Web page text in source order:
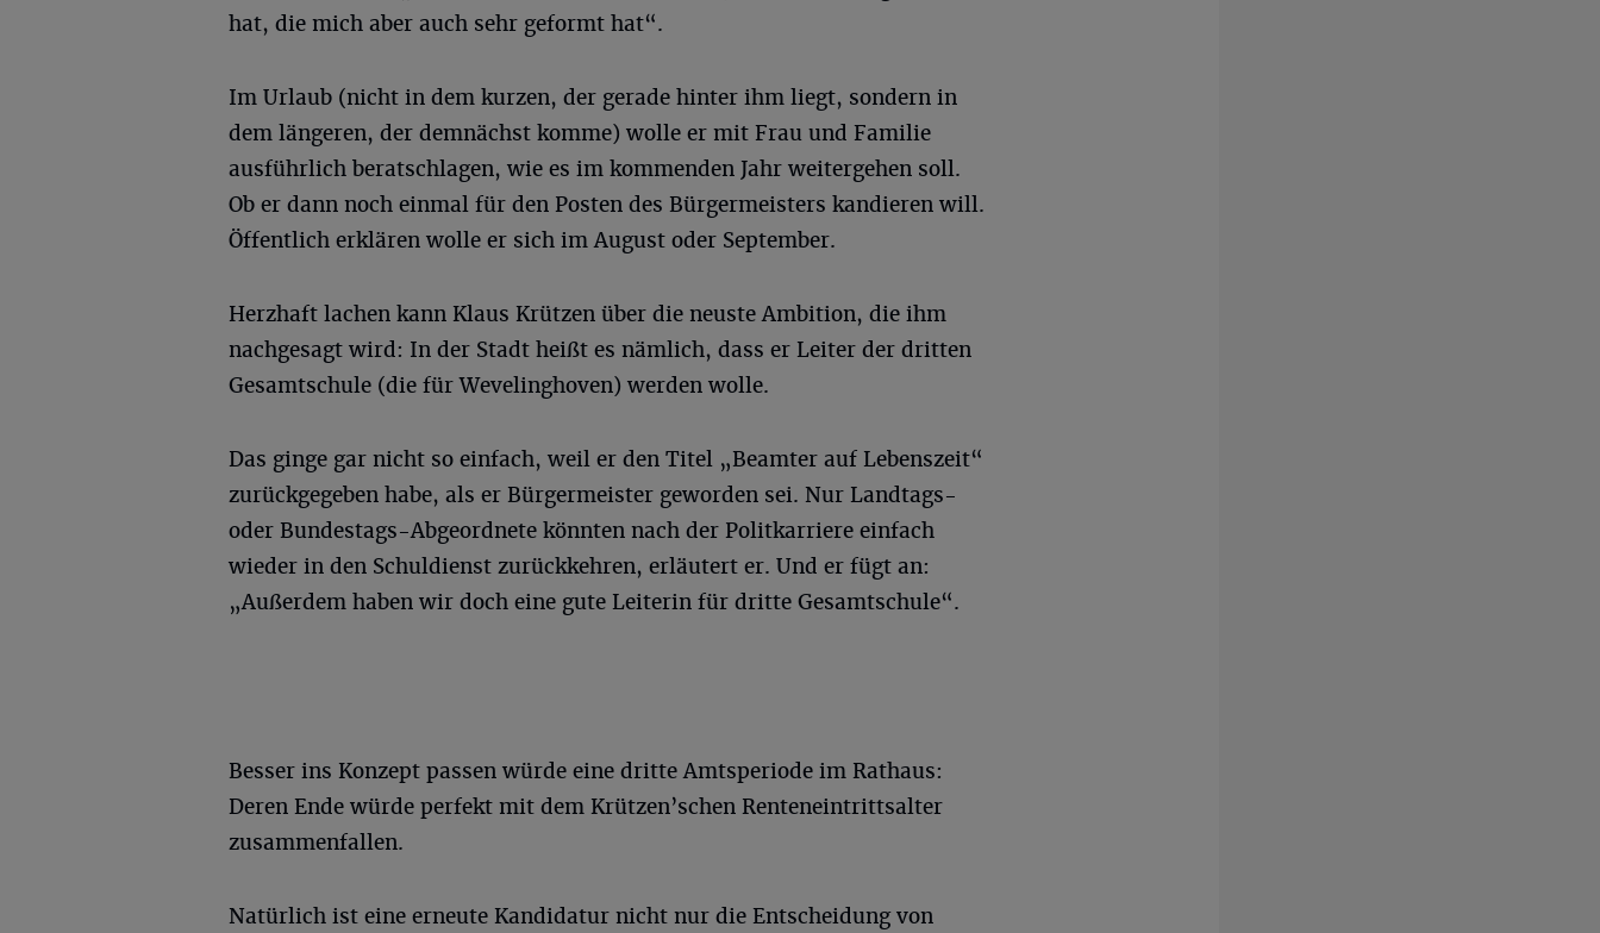
hat, die mich aber auch sehr geformt hat“.
Im Urlaub (nicht in dem kurzen, der gerade hinter ihm liegt, sondern in
dem längeren, der demnächst komme) wolle er mit Frau und Familie
ausführlich beratschlagen, wie es im kommenden Jahr weitergehen soll.
Ob er dann noch einmal für den Posten des Bürgermeisters kandieren will.
Öffentlich erklären wolle er sich im August oder September.
Herzhaft lachen kann Klaus Krützen über die neuste Ambition, die ihm
nachgesagt wird: In der Stadt heißt es nämlich, dass er Leiter der dritten
Gesamtschule (die für Wevelinghoven) werden wolle.
Das ginge gar nicht so einfach, weil er den Titel „Beamter auf Lebenszeit“
zurückgegeben habe, als er Bürgermeister geworden sei. Nur Landtags-
oder Bundestags-Abgeordnete könnten nach der Politkarriere einfach
wieder in den Schuldienst zurückkehren, erläutert er. Und er fügt an:
„Außerdem haben wir doch eine gute Leiterin für dritte Gesamtschule“.
Besser ins Konzept passen würde eine dritte Amtsperiode im Rathaus:
Deren Ende würde perfekt mit dem Krützen’schen Renteneintrittsalter
zusammenfallen.
Natürlich ist eine erneute Kandidatur nicht nur die Entscheidung von